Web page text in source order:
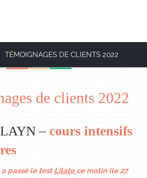
TÉMOIGNAGES DE CLIENTS 2022
de clients 2022
– cours intensifs
passé le test Lilate ce matin (le 27